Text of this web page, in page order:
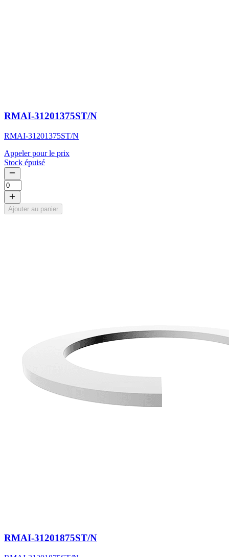
RMAI-31201375ST/N
RMAI-31201375ST/N
Appeler pour le prix
Stock épuisé
Ajouter au panier
RMAI-31201875ST/N